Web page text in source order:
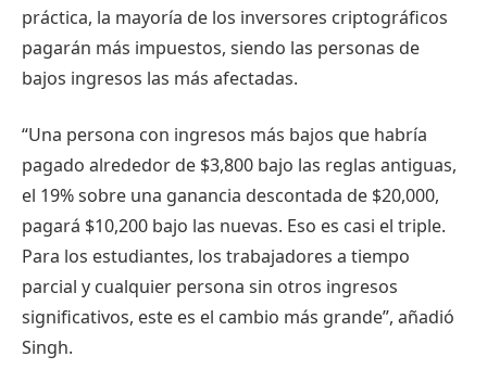
práctica, la mayoría de los inversores criptográficos
pagarán más impuestos, siendo las personas de
bajos ingresos las más afectadas.
“Una persona con ingresos más bajos que habría
pagado alrededor de $3,800 bajo las reglas antiguas,
el 19% sobre una ganancia descontada de $20,000,
pagará $10,200 bajo las nuevas. Eso es casi el triple.
Para los estudiantes, los trabajadores a tiempo
parcial y cualquier persona sin otros ingresos
significativos, este es el cambio más grande”, añadió
Singh.